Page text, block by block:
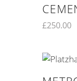
£250.00